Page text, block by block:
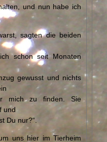
und nun habe ich
sagten die beiden
schon seit Monaten
gewusst und nichts
mich zu finden. Sie
und
Du nur?“.
uns hier im Tierheim